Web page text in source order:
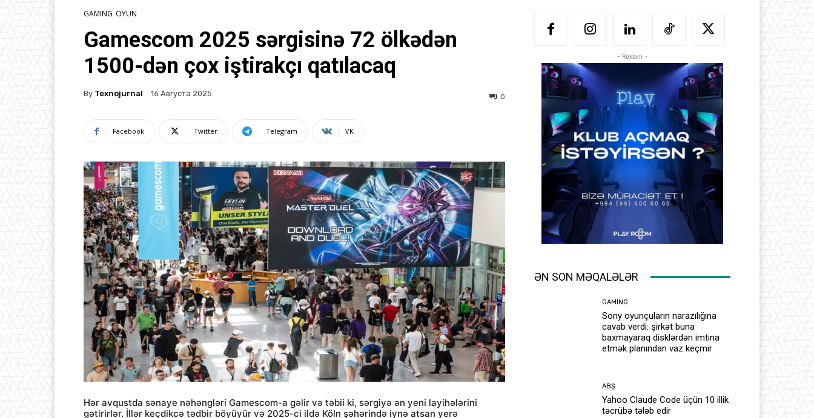
GAMING OYUN
Gamescom 2025 sərgisinə 72 ölkədən
1500-dən çox iştirakçı qatılacaq
By Texnojurnal 16 Августа 2025 0
Facebook Twitter Telegram VK
Hər avqustda sənaye nəhəngləri Gamescom-a gəlir və təbii ki, sərgiyə ən yeni layihələrini
gətirirlər. İllər keçdikcə tədbir böyüyür və 2025-ci ildə Köln şəhərində iynə atsan yerə
- Reklam -
ƏN SON MƏQALƏLƏR
GAMING
Sony oyunçuların narazılığına
cavab verdi: şirkət buna
baxmayaraq disklərdən imtina
etmək planından vaz keçmir
ABŞ
Yahoo Claude Code üçün 10 illik
təcrübə tələb edir